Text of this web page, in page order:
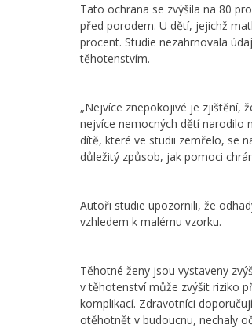
Tato ochrana se zvýšila na 80
před porodem. U dětí, jejichž
procent. Studie nezahrnovala
těhotenstvím.
„Nejvíce znepokojivé je zjištění,
nejvíce nemocných dětí narodilo
dítě, které ve studii zemřelo, se
důležitý způsob, jak pomoci
Autoři studie upozornili, že
vzhledem k malému vzorku.
Těhotné ženy jsou vystaveny
v těhotenství může zvýšit riziko
komplikací. Zdravotníci
otěhotnět v budoucnu, nechaly